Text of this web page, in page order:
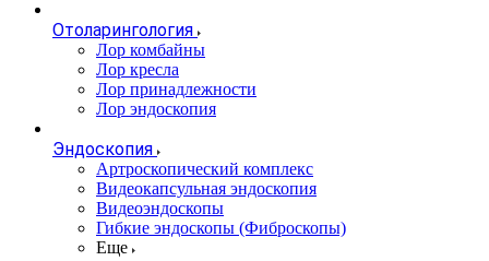
Отоларингология
Лор комбайны
Лор кресла
Лор принадлежности
Лор эндоскопия
Эндоскопия
Артроскопический комплекс
Видеокапсульная эндоскопия
Видеоэндоскопы
Гибкие эндоскопы (Фиброcкопы)
Еще